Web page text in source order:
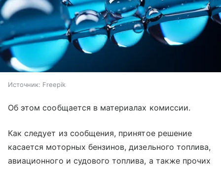
Источник: Freepik
Об этом сообщается в материалах комиссии.
Как следует из сообщения, принятое решение
касается моторных бензинов, дизельного топлива,
авиационного и судового топлива, а также прочих